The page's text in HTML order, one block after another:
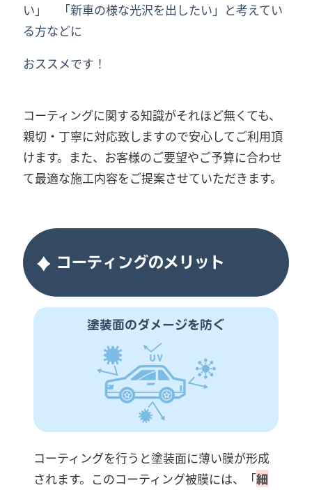
い」
「新車の様な光沢を出したい」 と考えてい
る方などに
おススメです！
コーティングに関する知識がそれほど無くても、
親切・丁寧に対応致しますので安心してご利用頂
けます。また、お客様のご要望やご予算に合わせ
て最適な施工内容をご提案させていただきます。
コーティングのメリット
塗装面のダメージを防ぐ
コーティングを行うと塗装面に薄い膜が形成
されます。このコーティング被膜には、「細